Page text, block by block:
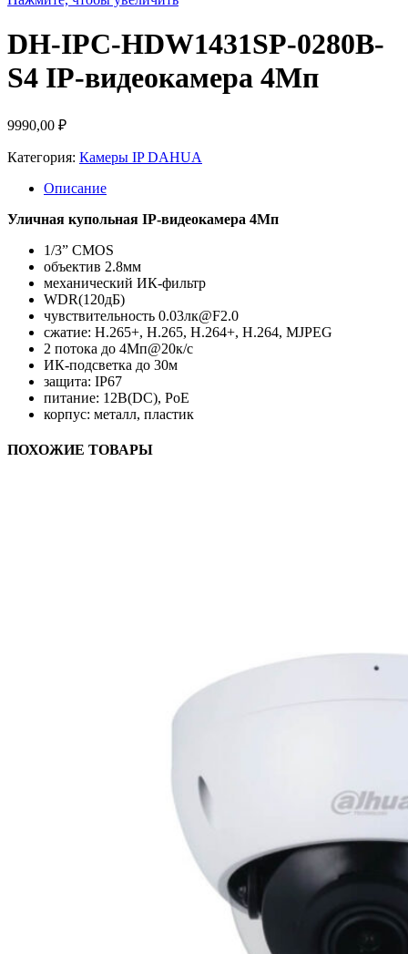
DH-IPC-HDW1431SP-0280B-
S4 IP-видеокамера 4Мп
9990,00 ₽
Категория: Камеры IP DAHUA
Описание
Уличная купольная IP-видеокамера 4Мп
1/3” CMOS
объектив 2.8мм
механический ИК-фильтр
WDR(120дБ)
чувствительность 0.03лк@F2.0
сжатие: H.265+, H.265, H.264+, H.264, MJPEG
2 потока до 4Мп@20к/с
ИК-подсветка до 30м
защита: IP67
питание: 12В(DC), PoE
корпус: металл, пластик
ПОХОЖИЕ ТОВАРЫ